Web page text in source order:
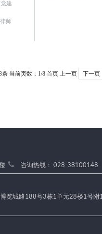
建
师
条 当前页数： 1/8 首页 上一页 下一页
咨询热线： 028-38100148
览城路188号3栋1单元28楼1号附1